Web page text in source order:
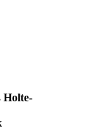
Holte-